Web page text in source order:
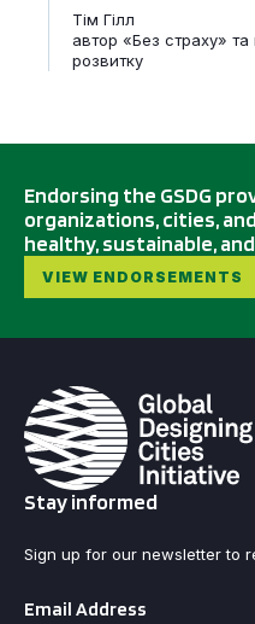
Тім Гілл
автор «Без страху»
розвитку
Endorsing the GSDG
organizations, cities,
healthy, sustainable,
VIEW ENDORSEMENTS
Stay informed
Sign up for our newsletter to
Email *